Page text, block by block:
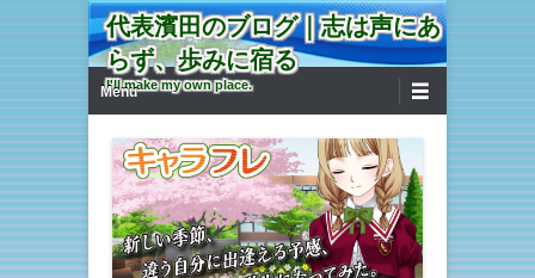
代表濱田のブログ｜志は声にあ
らず、歩みに宿る
I'll make my own place.
第1メニュー
コンテンツへ移動
Menu